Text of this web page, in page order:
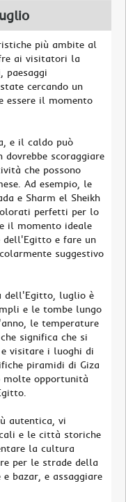
più ambite al
ai visitatori la
paesaggi
cercando un
essere il momento
e il caldo può
dovrebbe scoraggiare
che possono
Ad esempio, le
e Sharm el Sheikh
perfetti per lo
il momento ideale
dell'Egitto e fare un
suggestivo
dell'Egitto, luglio è
e le tombe lungo
le temperature
significa che si
visitare i luoghi di
piramidi di Giza
molte opportunità
autentica, vi
e le città storiche
la cultura
per le strade della
bazar, e assaggiare